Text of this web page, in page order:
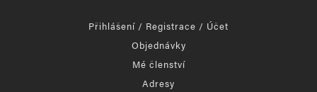
Přihlášení / Registrace / Účet
Objednávky
Mé členství
Adresy